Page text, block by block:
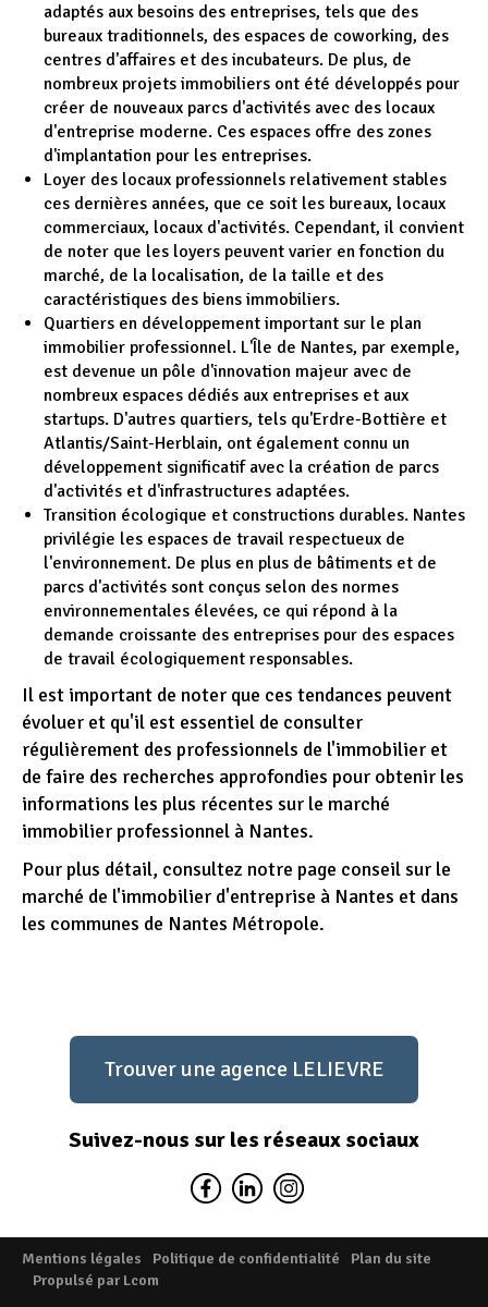
adaptés aux besoins des entreprises, tels que des
bureaux traditionnels, des espaces de coworking, des
centres d'affaires et des incubateurs. De plus, de
nombreux projets immobiliers ont été développés pour
créer de nouveaux parcs d'activités avec des locaux
d'entreprise moderne. Ces espaces offre des zones
d'implantation pour les entreprises.
Loyer des locaux professionnels relativement stables
ces dernières années, que ce soit les bureaux, locaux
commerciaux, locaux d'activités. Cependant, il convient
de noter que les loyers peuvent varier en fonction du
marché, de la localisation, de la taille et des
caractéristiques des biens immobiliers.
Quartiers en développement important sur le plan
immobilier professionnel. L'Île de Nantes, par exemple,
est devenue un pôle d'innovation majeur avec de
nombreux espaces dédiés aux entreprises et aux
startups. D'autres quartiers, tels qu'Erdre-Bottière et
Atlantis/Saint-Herblain, ont également connu un
développement significatif avec la création de parcs
d'activités et d'infrastructures adaptées.
Transition écologique et constructions durables. Nantes
privilégie les espaces de travail respectueux de
l'environnement. De plus en plus de bâtiments et de
parcs d'activités sont conçus selon des normes
environnementales élevées, ce qui répond à la
demande croissante des entreprises pour des espaces
de travail écologiquement responsables.
Il est important de noter que ces tendances peuvent
évoluer et qu'il est essentiel de consulter
régulièrement des professionnels de l'immobilier et
de faire des recherches approfondies pour obtenir les
informations les plus récentes sur le marché
immobilier professionnel à Nantes.
Pour plus détail, consultez notre page conseil sur le
marché de l'immobilier d'entreprise à Nantes et dans
les communes de Nantes Métropole.
Trouver une agence LELIEVRE
Suivez-nous sur les réseaux sociaux
Mentions légales Politique de confidentialité
Plan du site
Propulsé par Lcom